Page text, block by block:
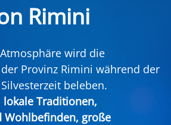
Rimini
wird die
Provinz Rimini während der
beleben.
Traditionen,
Wohlbefinden, große